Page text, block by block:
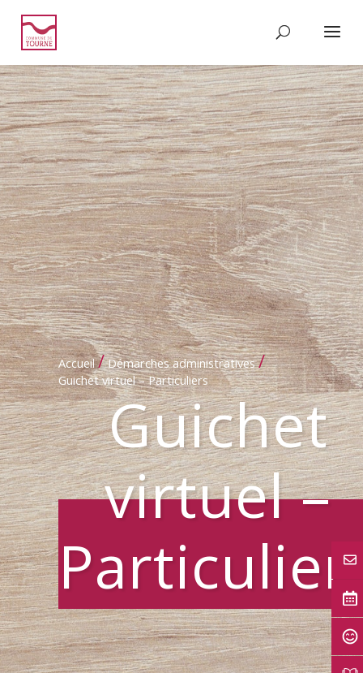
Accueil / Démarches administratives /
Guichet virtuel – Particuliers
Guichet
virtuel –